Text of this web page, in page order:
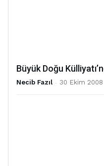
Büyük Doğu
Necib Fazıl - 30 Ekim 2008